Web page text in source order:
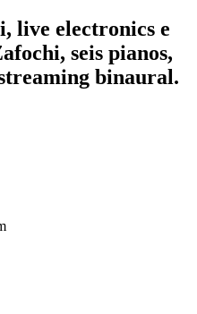
live electronics e
seis pianos,
binaural.